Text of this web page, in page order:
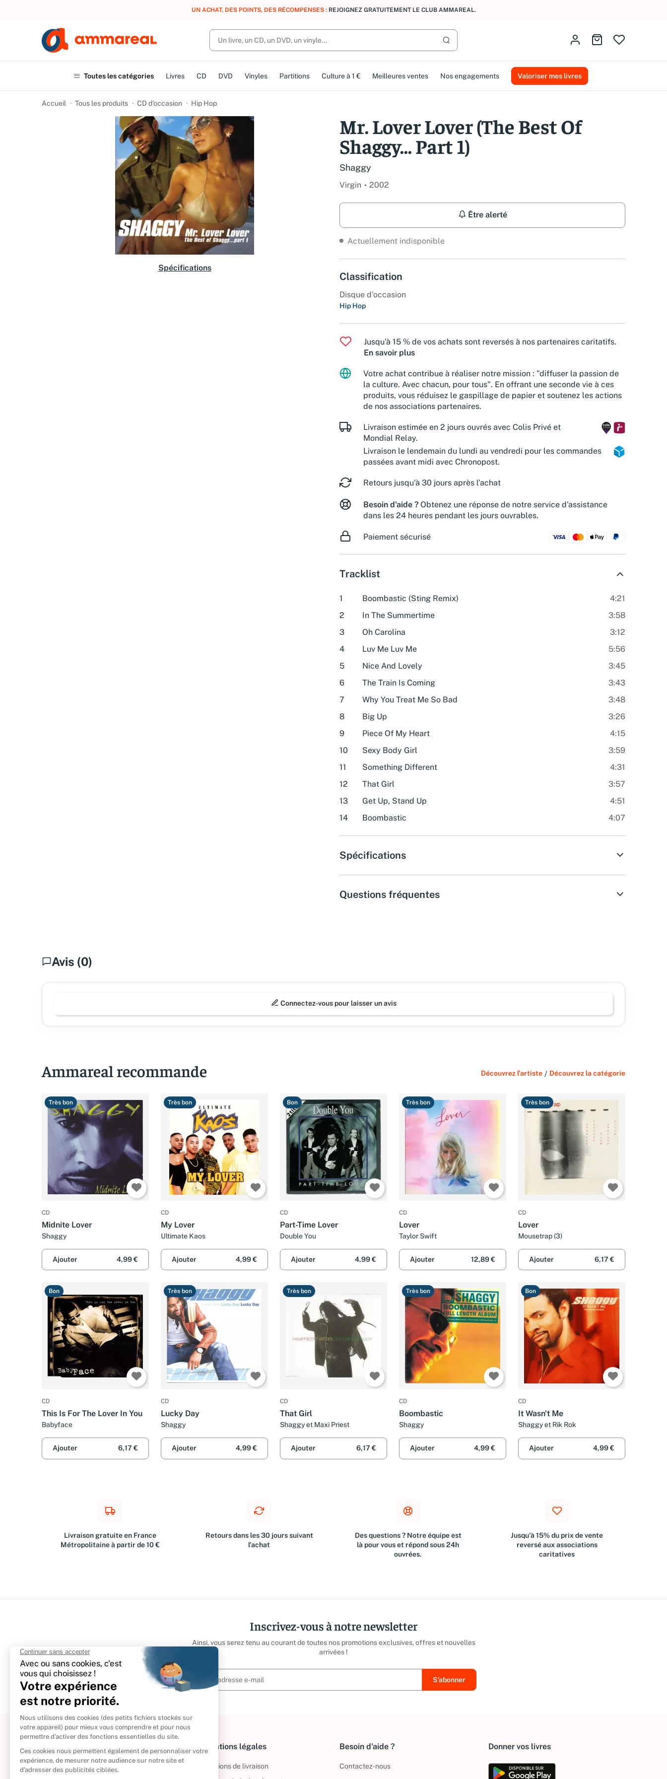
UN ACHAT, DES POINTS, DES RÉCOMPENSES : REJOIGNEZ GRATUITEMENT LE CLUB AMMAREAL.
Lancer la recherche
Identifiez-vousAller au panier
Toutes les catégories Livres CD DVD Vinyles Partitions Culture à 1 € Meilleures ventes Nos engagements Valoriser mes livres
Accueil Tous les produits CD d'occasion Hip Hop
Spécifications
Mr. Lover Lover (The Best Of
Shaggy... Part 1)
Shaggy
Virgin 2002
Être alerté
Actuellement indisponible
Classification
Disque d'occasion
Hip Hop
Jusqu'à 15 % de vos achats sont reversés à nos partenaires caritatifs.
En savoir plus
Votre achat contribue à réaliser notre mission : "diffuser la passion de
la culture. Avec chacun, pour tous". En offrant une seconde vie à ces
produits, vous réduisez le gaspillage de papier et soutenez les actions
de nos associations partenaires.
Livraison estimée en 2 jours ouvrés avec Colis Privé et
Mondial Relay.
Livraison le lendemain du lundi au vendredi pour les commandes
passées avant midi avec Chronopost.
Retours jusqu'à 30 jours après l'achat
Besoin d'aide ? Obtenez une réponse de notre service d'assistance
dans les 24 heures pendant les jours ouvrables.
Paiement sécurisé
Tracklist
1 Boombastic (Sting Remix)
4:21
2
In The Summertime
3:58
3
Oh Carolina
3:12
4
Luv Me Luv Me
5:56
5
Nice And Lovely
3:45
6
The Train Is Coming
3:43
7
Why You Treat Me So Bad
3:48
8
Big Up
3:26
9
Piece Of My Heart
4:15
10
Sexy Body Girl
3:59
11
Something Different
4:31
12
That Girl
3:57
13
Get Up, Stand Up
4:51
14
Boombastic 4:07
Spécifications
Questions fréquentes
Avis (0)
Connectez-vous pour laisser un avis
Ammareal recommande Découvrez l'artiste / Découvrez la catégorie
Très bon
CD
Midnite Lover
Shaggy
Ajouter 4,99 €
Très bon
CD
My Lover
Ultimate Kaos
Ajouter 4,99 €
Bon
CD
Part-Time Lover
Double You
Ajouter 4,99 €
Très bon
CD
Lover
Taylor Swift
Ajouter 12,89 €
Très bon
CD
Lover
Mousetrap (3)
Ajouter 6,17 €
Bon
CD
This Is For The Lover In You
Babyface
Ajouter 6,17 €
Très bon
CD
Lucky Day
Shaggy
Ajouter 4,99 €
Très bon
CD
That Girl
Shaggy et Maxi Priest
Ajouter 6,17 €
Très bon
CD
Boombastic
Shaggy
Ajouter 4,99 €
Bon
CD
It Wasn't Me
Shaggy et Rik Rok
Ajouter 4,99 €
Livraison gratuite en France
Métropolitaine à partir de 10 €
Retours dans les 30 jours suivant
l'achat
Des questions ? Notre équipe est
là pour vous et répond sous 24h
ouvrées.
Jusqu'à 15% du prix de vente
reversé aux associations
caritatives
Inscrivez-vous à notre newsletter
Ainsi, vous serez tenu au courant de toutes nos promotions exclusives, offres et nouvelles
arrivées !
À propos
Politique de retour
Informations légales
Informations de livraison
Besoin d'aide ?
Contactez-nous
Donner vos livres